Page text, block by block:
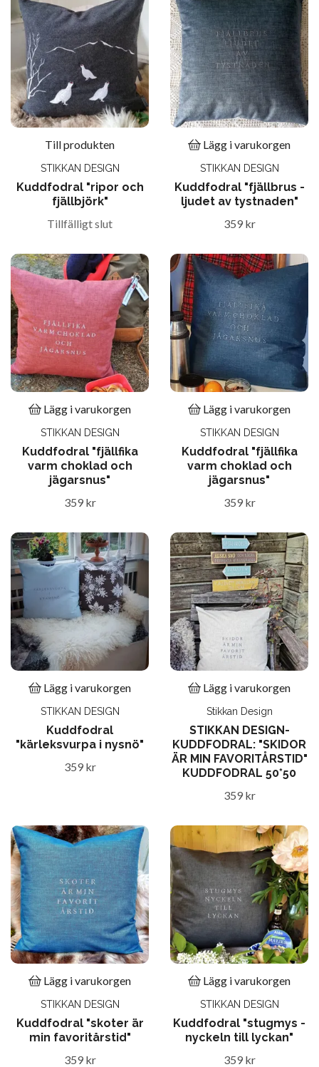
Till produkten
STIKKAN DESIGN
Kuddfodral "ripor och
fjällbjörk"
Tillfälligt slut
Lägg i varukorgen
STIKKAN DESIGN
Kuddfodral "fjällbrus -
ljudet av tystnaden"
359 kr
Lägg i varukorgen
STIKKAN DESIGN
Kuddfodral "fjällfika
varm choklad och
jägarsnus"
359 kr
Lägg i varukorgen
STIKKAN DESIGN
Kuddfodral "fjällfika
varm choklad och
jägarsnus"
359 kr
Lägg i varukorgen
STIKKAN DESIGN
Kuddfodral
"kärleksvurpa i nysnö"
359 kr
Lägg i varukorgen
Stikkan Design
STIKKAN DESIGN-
KUDDFODRAL: "SKIDOR
ÄR MIN FAVORITÅRSTID"
KUDDFODRAL 50*50
359 kr
Lägg i varukorgen
STIKKAN DESIGN
Kuddfodral "skoter är
min favoritårstid"
359 kr
Lägg i varukorgen
STIKKAN DESIGN
Kuddfodral "stugmys -
nyckeln till lyckan"
359 kr